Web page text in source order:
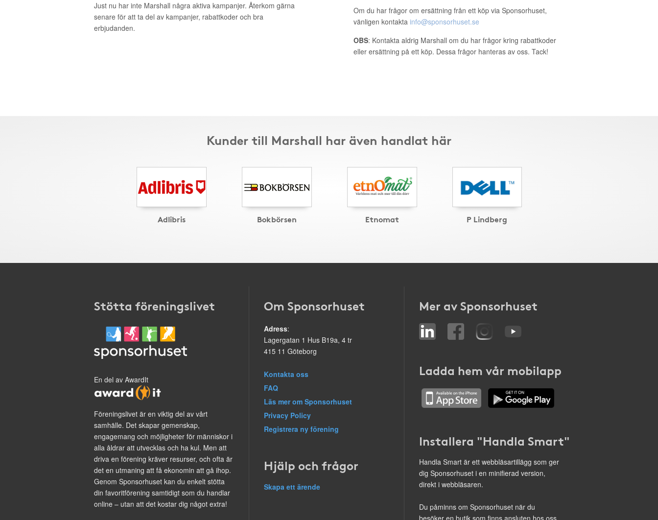
Just nu har inte Marshall några aktiva kampanjer. Återkom gärna
senare för att ta del av kampanjer, rabattkoder och bra
erbjudanden.
Om du har frågor om ersättning från ett köp via Sponsorhuset,
vänligen kontakta info@sponsorhuset.se
OBS: Kontakta aldrig Marshall om du har frågor kring rabattkoder
eller ersättning på ett köp. Dessa frågor hanteras av oss. Tack!
Kunder till Marshall har även handlat här
Adlibris Bokbörsen Etnomat P Lindberg
Stötta föreningslivet
En del av AwardIt
Föreningslivet är en viktig del av vårt
samhälle. Det skapar gemenskap,
engagemang och möjligheter för människor i
alla åldrar att utvecklas och ha kul. Men att
driva en förening kräver resurser, och ofta är
det en utmaning att få ekonomin att gå ihop.
Genom Sponsorhuset kan du enkelt stötta
din favoritförening samtidigt som du handlar
online – utan att det kostar dig något extra!
Om Sponsorhuset
Adress:
Lagergatan 1 Hus B19a, 4 tr
415 11 Göteborg
Kontakta oss
FAQ
Läs mer om Sponsorhuset
Privacy Policy
Registrera ny förening
Hjälp och frågor
Skapa ett ärende
Mer av Sponsorhuset
Ladda hem vår mobilapp
Installera "Handla Smart"
Handla Smart är ett webbläsartillägg som ger
dig Sponsorhuset i en minifierad version,
direkt i webbläsaren.
Du påminns om Sponsorhuset när du